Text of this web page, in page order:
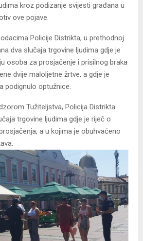
kroz podizanje svijesti građana u
ove pojave.
Policije Distrikta, u prethodnoj
dva slučaja trgovine ljudima gdje je
osoba za prosjačenje i prisilnog braka
dvije maloljetne žrtve, a gdje je
podignulo optužnice.
Tužiteljstva, Policija Distrikta
trgovine ljudima gdje je riječ o
a u kojima je obuhvaćeno